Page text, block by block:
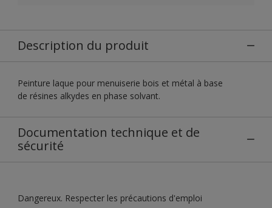
Description du produit
Peinture laque pour menuiserie bois et métal à base
de résines alkydes en phase solvant.
Documentation technique et de
sécurité
Dangereux. Respecter les précautions d'emploi